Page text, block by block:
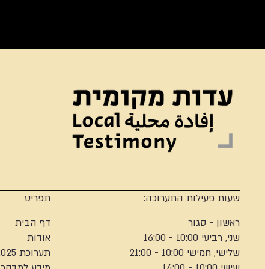
שעות פעילות התערוכה:
ראשון - סגור
שני, רביעי 10:00 - 16:00
שלישי, חמישי 10:00 - 21:00
תפריט
דף הבית
אודות
תערוכת 2025